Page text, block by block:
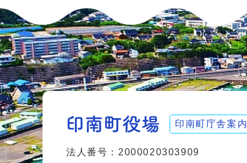
印南町庁舎案内
法人番号：2000020303909